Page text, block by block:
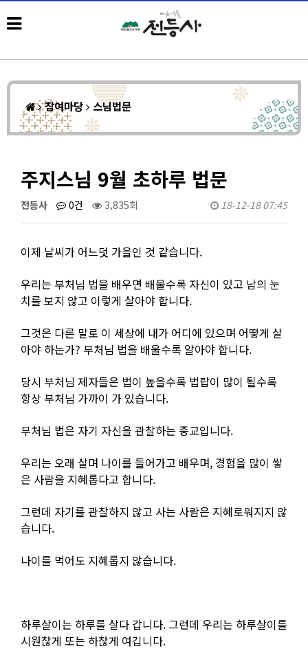
참여마당 스님법문
주지스님 9월 초하루 법문
전등사 0건 3,835회 18-12-18 07:45
이제 날씨가 어느덧 가을인 것 같습니다.
우리는 부처님 법을 배우면 배울수록 자신이 있고 남의 눈
치를 보지 않고 이렇게 살아야 합니다.
그것은 다른 말로 이 세상에 내가 어디에 있으며 어떻게 살
아야 하는가? 부처님 법을 배울수록 알아야 합니다.
당시 부처님 제자들은 법이 높을수록 법랍이 많이 될수록
항상 부처님 가까이 가 있습니다.
부처님 법은 자기 자신을 관찰하는 종교입니다.
우리는 오래 살며 나이를 들어가고 배우며, 경험을 많이 쌓
은 사람을 지혜롭다고 합니다.
그런데 자기를 관찰하지 않고 사는 사람은 지혜로워지지 않
습니다.
나이를 먹어도 지혜롭지 않습니다.
하루살이는 하루를 살다 갑니다. 그런데 우리는 하루살이를
시원찮게 또는 하찮게 여깁니다.